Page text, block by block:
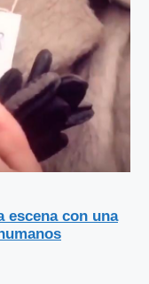
escena con una